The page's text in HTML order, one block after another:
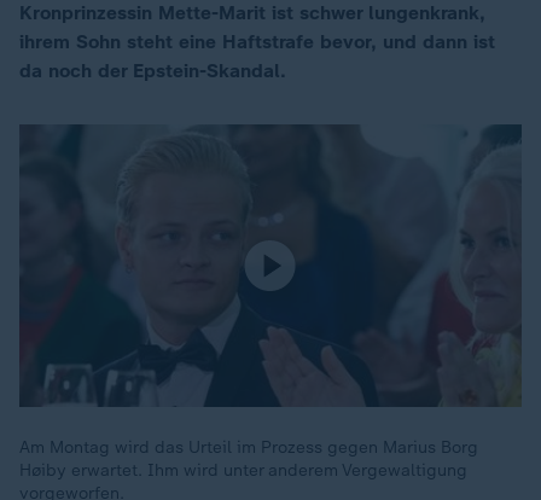
Kronprinzessin Mette-Marit ist schwer lungenkrank,
ihrem Sohn steht eine Haftstrafe bevor, und dann ist
da noch der Epstein-Skandal.
Am Montag wird das Urteil im Prozess gegen Marius Borg
Høiby erwartet. Ihm wird unter anderem Vergewaltigung
vorgeworfen.